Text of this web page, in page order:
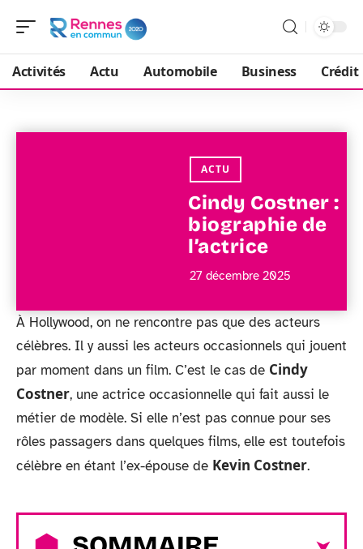
Activités Actu Automobile Business Crédit
ACTU
Cindy Costner :
biographie de
l’actrice
27 décembre 2025
À Hollywood, on ne rencontre pas que des acteurs
célèbres. Il y aussi les acteurs occasionnels qui jouent
par moment dans un film. C’est le cas de Cindy
Costner, une actrice occasionnelle qui fait aussi le
métier de modèle. Si elle n’est pas connue pour ses
rôles passagers dans quelques films, elle est toutefois
célèbre en étant l’ex-épouse de Kevin Costner.